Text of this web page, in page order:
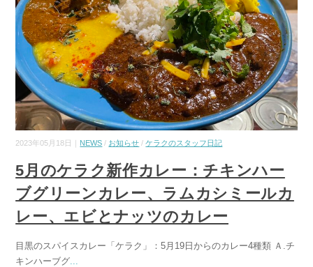
2023年05月18日｜ NEWS / お知らせ /ケラクのスタッフ日記
5月のケラク新作カレー：チキンハー
ブグリーンカレー、ラムカシミールカ
レー、エビとナッツのカレー
目黒のスパイスカレー「ケラク」：5月19日からのカレー4種類 Ａ.チ
キンハーブグ